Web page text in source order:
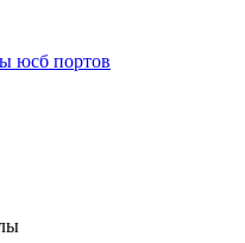
юсб портов